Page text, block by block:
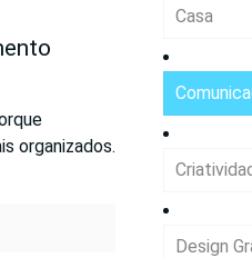
organizados.
Casa
Design